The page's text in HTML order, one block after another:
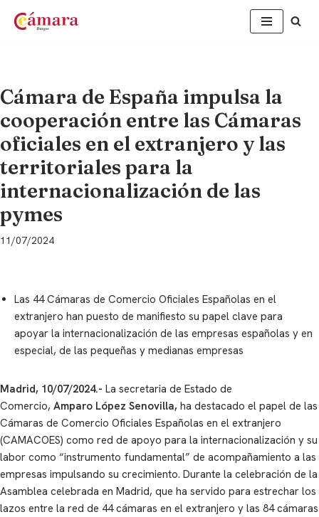
Cámara de España impulsa la
cooperación entre las Cámaras
oficiales en el extranjero y las
territoriales para la
internacionalización de las
pymes
11/07/2024
Las 44 Cámaras de Comercio Oficiales Españolas en el
extranjero han puesto de manifiesto su papel clave para
apoyar la internacionalización de las empresas españolas y en
especial, de las pequeñas y medianas empresas
Madrid, 10/07/2024.- La secretaria de Estado de
Comercio, Amparo López Senovilla, ha destacado el papel de las
Cámaras de Comercio Oficiales Españolas en el extranjero
(CAMACOES) como red de apoyo para la internacionalización y su
labor como “instrumento fundamental” de acompañamiento a las
empresas impulsando su crecimiento. Durante la celebración de la
Asamblea celebrada en Madrid, que ha servido para estrechar los
lazos entre la red de 44 cámaras en el extranjero y las 84 cámaras